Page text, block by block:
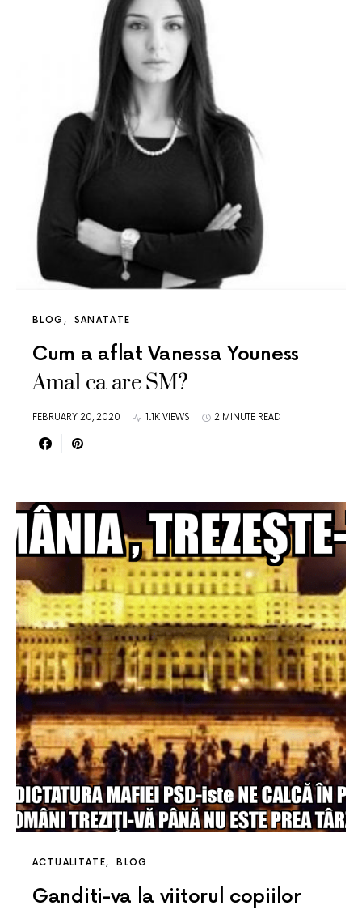
BLOG SANATATE
Cum a aflat Vanessa Youness
Amal ca are SM?
FEBRUARY 20, 2020 1.1K VIEWS 2 MINUTE READ
ACTUALITATE BLOG
Ganditi-va la viitorul copiilor